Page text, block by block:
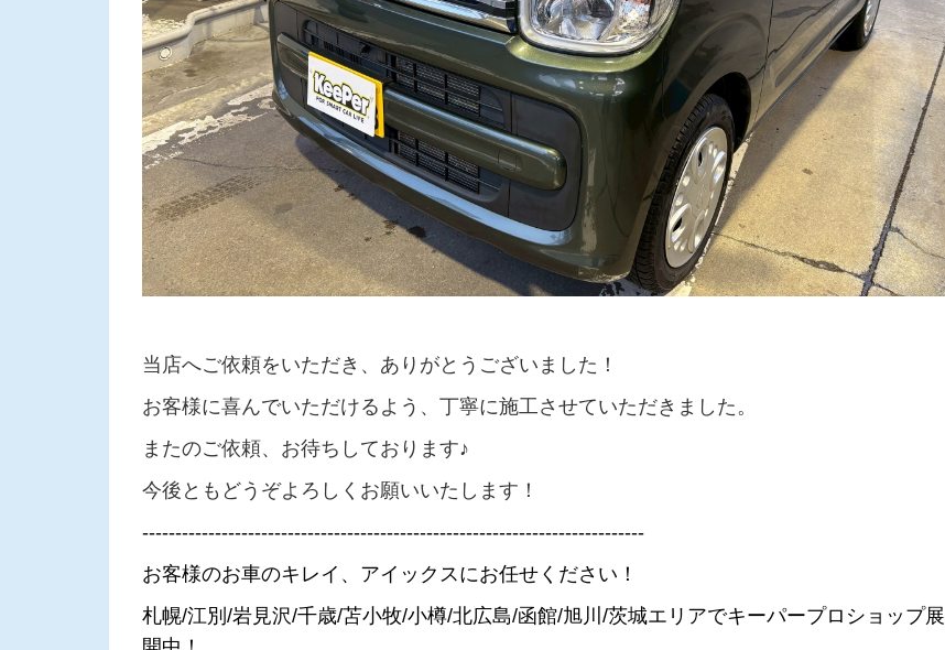
当店へご依頼をいただき、ありがとうございました！
お客様に喜んでいただけるよう、丁寧に施工させていただきました。
またのご依頼、お待ちしております♪
今後ともどうぞよろしくお願いいたします！
----------------------------------------------------------------------------
お客様のお車のキレイ、アイックスにお任せください！
札幌/江別/岩見沢/千歳/苫小牧/小樽/北広島/函館/旭川/茨城エリアでキーパープロショップ展